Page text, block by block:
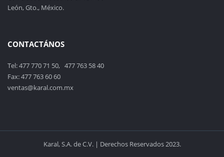
León, Gto., México.
CONTACTÁNOS
Tel: 477 770 71 50, 477 763 58 40
Fax: 477 763 60 60
ventas@karal.com.mx
Karal, S.A. de C.V. | Derechos Reservados 2023.